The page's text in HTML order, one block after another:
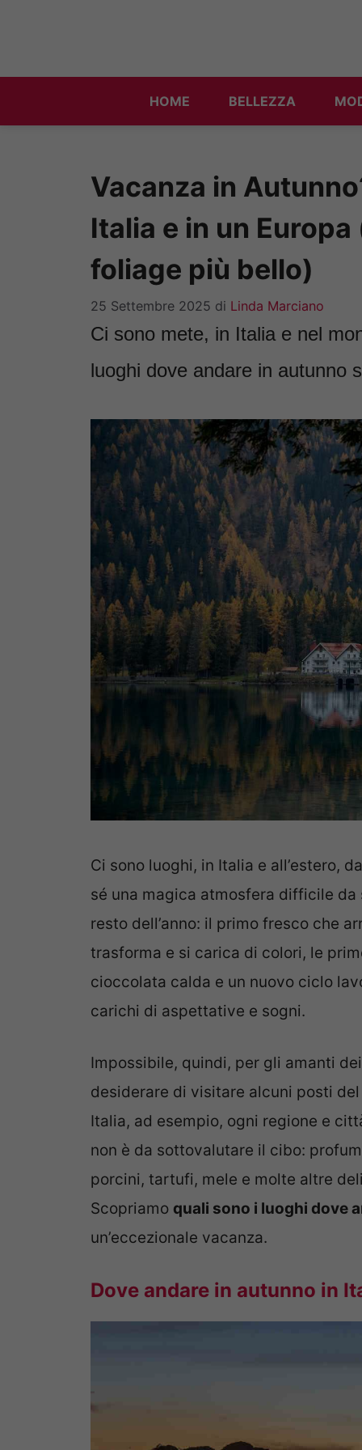
HOME BELLEZZA
Vacanza in
Italia e in un
foliage più bello)
25 Settembre 2025 di Linda Marciano
Ci sono mete, in Italia e nel
luoghi dove andare in autunno
Ci sono luoghi, in Italia e all’estero,
sé una magica atmosfera difficile
resto dell’anno: il primo fresco che
trasforma e si carica di colori, le
cioccolata calda e un nuovo ciclo
carichi di aspettative e sogni.
Impossibile, quindi, per gli amanti
desiderare di visitare alcuni posti
Italia, ad esempio, ogni regione e
non è da sottovalutare il cibo:
porcini, tartufi, mele e molte altre
Scopriamo quali sono i luoghi dove
un’eccezionale vacanza.
Dove andare in autunno in